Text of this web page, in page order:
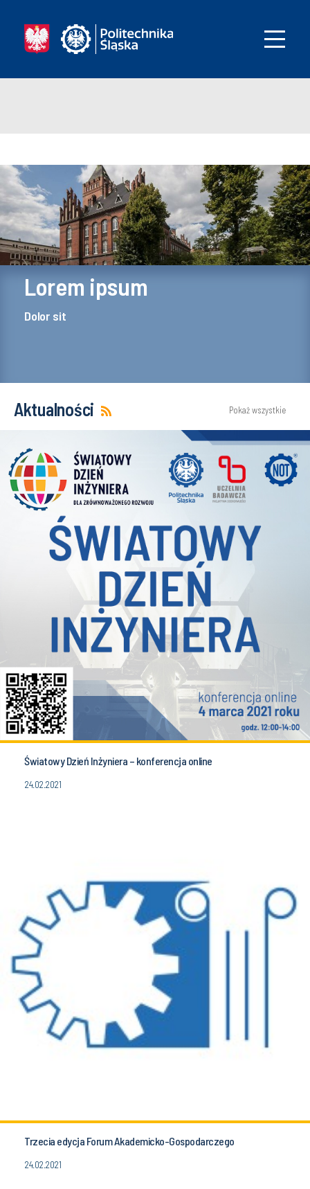
Lorem ipsum
Dolor sit
Aktualności Pokaż wszystkie
Światowy Dzień Inżyniera – konferencja online
24.02.2021
Trzecia edycja Forum Akademicko-Gospodarczego
24.02.2021